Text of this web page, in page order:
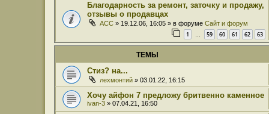
Благодарность за ремонт, заточку и продажу,
отзывы о продавцах
ACC » 19.12.06, 16:05 » в форуме Сайт и форум
1 … 59 60 61 62 63
ТЕМЫ
Стиз? на...
лехмонтий » 03.01.22, 16:15
Хочу айфон 7 предложу бритвенно каменное
ivan-3 » 07.04.21, 16:50